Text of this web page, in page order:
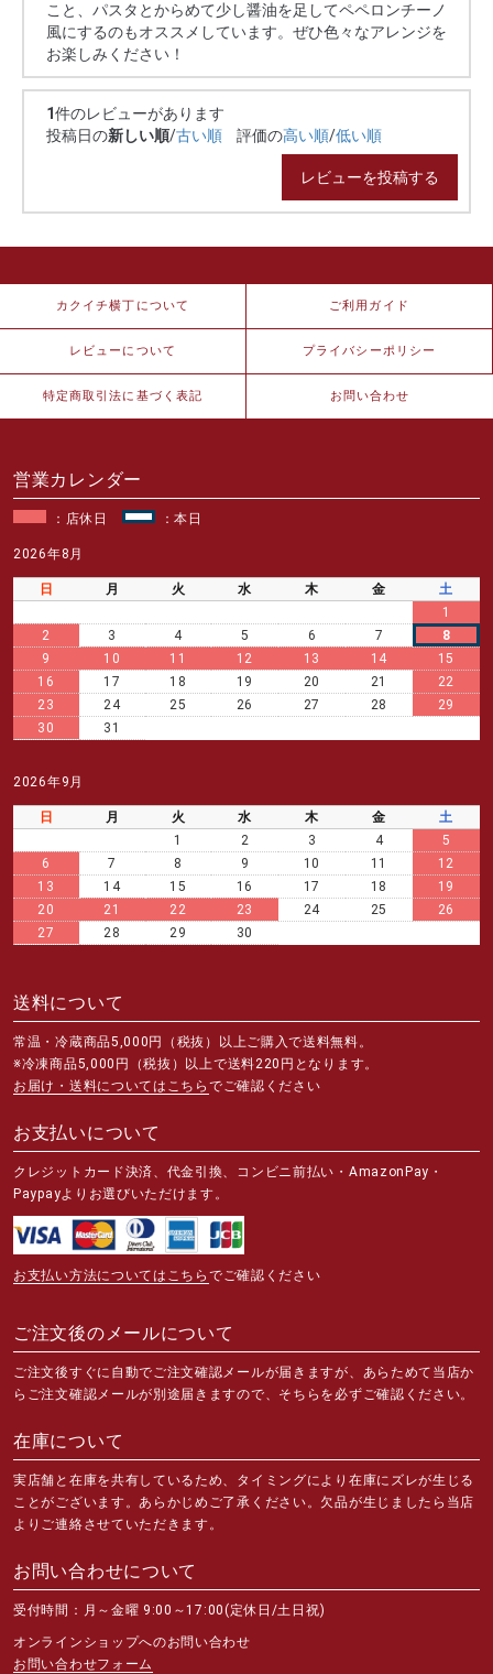
こと、パスタとからめて少し醤油を足してペペロンチーノ
風にするのもオススメしています。ぜひ色々なアレンジを
お楽しみください！
1件のレビューがあります
投稿日の新しい順/古い順 評価の高い順/低い順
レビューを投稿する
カクイチ横丁について ご利用ガイド
レビューについて プライバシーポリシー
特定商取引法に基づく表記 お問い合わせ
営業カレンダー
：店休日 ：本日
2026年8月
日 月 火 水 木 金
土
1
2
3 4 5 6 7
8
9
10 11 12 13 14
15
16
17 18 19 20 21
22
23
24 25 26 27 28
29
30
31
2026年9月
日 月 火 水 木 金
土
1
2 3 4
5
6
7 8 9 10 11
12
13
14 15 16 17 18
19
20
21 22 23 24 25
26
27
28 29 30
送料について
常温・冷蔵商品5,000円（税抜）以上ご購入で送料無料。
※冷凍商品5,000円（税抜）以上で送料220円となります。
お届け・送料についてはこちら でご確認ください
お支払いについて
クレジットカード決済、代金引換、コンビニ前払い・AmazonPay・
Paypayよりお選びいただけます。
お支払い方法についてはこちら でご確認ください
ご注文後のメールについて
ご注文後すぐに自動でご注文確認メールが届きますが、あらためて当店か
らご注文確認メールが別途届きますので、そちらを必ずご確認ください。
在庫について
実店舗と在庫を共有しているため、タイミングにより在庫にズレが生じる
ことがございます。あらかじめご了承ください。欠品が生じましたら当店
よりご連絡させていただきます。
お問い合わせについて
受付時間：月～金曜 9:00～17:00(定休日/土日祝)
オンラインショップへのお問い合わせ
お問い合わせフォーム